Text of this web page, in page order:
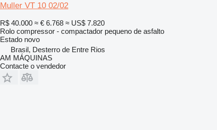
Muller VT 10 02/02
R$ 40.000 ≈ € 6.768 ≈ US$ 7.820
Rolo compressor - compactador pequeno de asfalto
Estado novo
Brasil, Desterro de Entre Rios
AM MÁQUINAS
Contacte o vendedor